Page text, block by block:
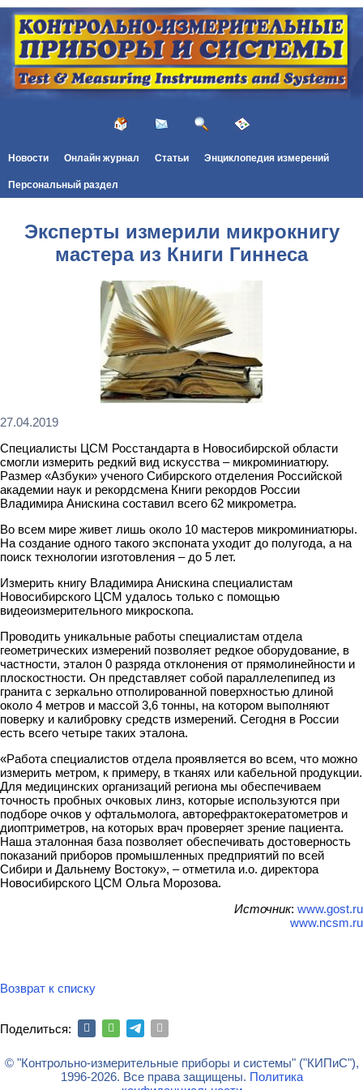
Новости Онлайн журнал Статьи Энциклопедия измерений
Персональный раздел
Эксперты измерили микрокнигу
мастера из Книги Гиннеса
27.04.2019
Специалисты ЦСМ Росстандарта в Новосибирской области
смогли измерить редкий вид искусства – микроминиатюру.
Размер «Азбуки» ученого Сибирского отделения Российской
академии наук и рекордсмена Книги рекордов России
Владимира Анискина составил всего 62 микрометра.
Во всем мире живет лишь около 10 мастеров микроминиатюры.
На создание одного такого экспоната уходит до полугода, а на
поиск технологии изготовления – до 5 лет.
Измерить книгу Владимира Анискина специалистам
Новосибирского ЦСМ удалось только с помощью
видеоизмерительного микроскопа.
Проводить уникальные работы специалистам отдела
геометрических измерений позволяет редкое оборудование, в
частности, эталон 0 разряда отклонения от прямолинейности и
плоскостности. Он представляет собой параллелепипед из
гранита с зеркально отполированной поверхностью длиной
около 4 метров и массой 3,6 тонны, на котором выполняют
поверку и калибровку средств измерений. Сегодня в России
есть всего четыре таких эталона.
«Работа специалистов отдела проявляется во всем, что можно
измерить метром, к примеру, в тканях или кабельной продукции.
Для медицинских организаций региона мы обеспечиваем
точность пробных очковых линз, которые используются при
подборе очков у офтальмолога, авторефрактокератометров и
диоптриметров, на которых врач проверяет зрение пациента.
Наша эталонная база позволяет обеспечивать достоверность
показаний приборов промышленных предприятий по всей
Сибири и Дальнему Востоку», – отметила и.о. директора
Новосибирского ЦСМ Ольга Морозова.
Источник: www.gost.ru
www.ncsm.ru
Возврат к списку
Поделиться:
© "Контрольно-измерительные приборы и системы" ("КИПиС"),
1996-2026. Все права защищены. Политика